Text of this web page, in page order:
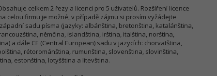
celkem 2 řezy a licenci pro 5 uživatelů. Rozšíření licence
celou firmu je možné, v případě zájmu si prosím vyžádejte
sadu písma (jazyky: albánština, bretonština, katalánština,
němčina, islandština, irština, italština, norština,
a dále CE (Central European) sadu v jazycích: chorvatština,
rétorománština, rumunština, slovenština, slovinština,
estonština, lotyšština a litevština.